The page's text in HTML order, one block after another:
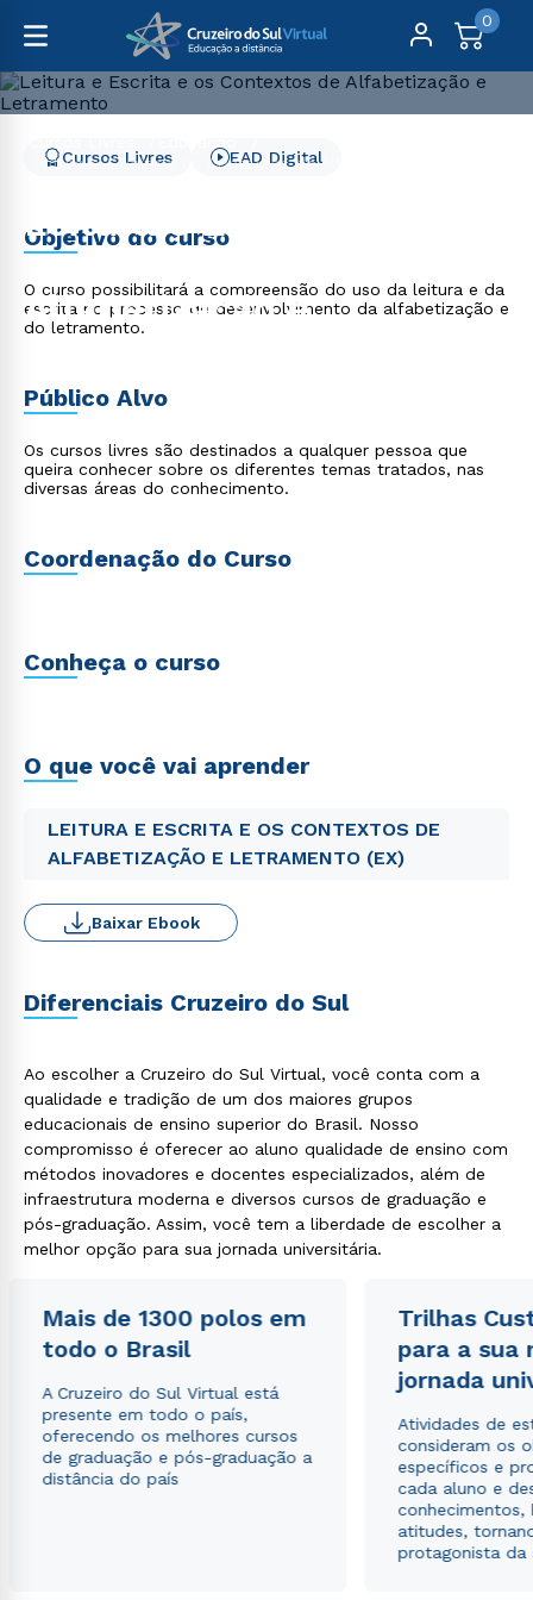
0
Leitura e Escrita e os Contextos de Alfabetização e
Leitura e Escrita e os
Contextos de
Alfabetização e
Cursos Livres EAD Digital
Objetivo do curso
O curso possibilitará a compreensão do uso da leitura e da
escrita no processo de desenvolvimento da alfabetização e
do letramento.
Público Alvo
Os cursos livres são destinados a qualquer pessoa que
queira conhecer sobre os diferentes temas tratados, nas
diversas áreas do conhecimento.
Coordenação do Curso
Conheça o curso
O que você vai aprender
LEITURA E ESCRITA E OS CONTEXTOS DE
ALFABETIZAÇÃO E LETRAMENTO (EX)
Baixar Ebook
Diferenciais Cruzeiro do Sul
Ao escolher a Cruzeiro do Sul Virtual, você conta com a
qualidade e tradição de um dos maiores grupos
educacionais de ensino superior do Brasil. Nosso
compromisso é oferecer ao aluno qualidade de ensino com
métodos inovadores e docentes especializados, além de
infraestrutura moderna e diversos cursos de graduação e
pós-graduação. Assim, você tem a liberdade de escolher a
melhor opção para sua jornada universitária.
Mais de 1300 polos em
todo o Brasil
A Cruzeiro do Sul Virtual está
presente em todo o país,
oferecendo os melhores cursos
de graduação e pós-graduação a
distância do país
Trilhas
para a sua
jornada
Atividades de
consideram os
específicos e
cada aluno e
conhecimentos,
atitudes,
protagonista da